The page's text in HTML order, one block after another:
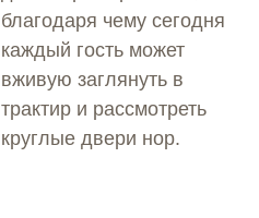
благодаря чему сегодня
каждый гость может
вживую заглянуть в
трактир и рассмотреть
круглые двери нор.